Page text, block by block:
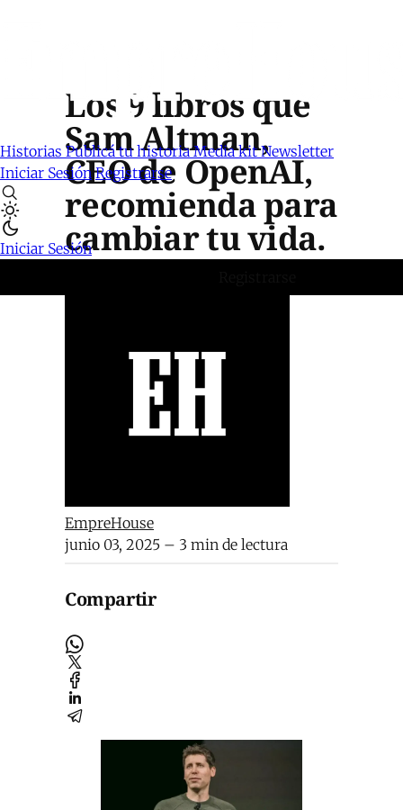
Historias Publicá tu historiaMedia kitNewsletter
Iniciar Sesión Registrarse
Iniciar Sesión
Los 9 libros que
Sam Altman,
CEO de OpenAI,
recomienda para
cambiar tu vida.
EmpreHouse
junio 03, 2025 – 3 min de lectura
Compartir